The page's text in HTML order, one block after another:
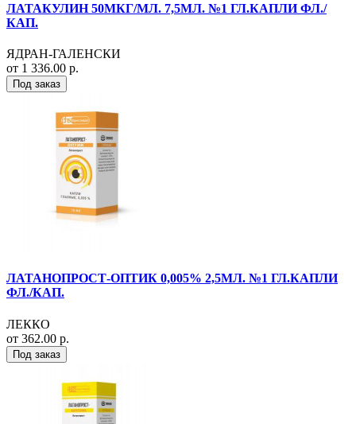
ЛАТАКУЛИН 50МКГ/МЛ. 7,5МЛ. №1 ГЛ.КАПЛИ ФЛ./
КАП.
ЯДРАН-ГАЛЕНСКИ
от 1 336.00 р.
Под заказ
ЛАТАНОПРОСТ-ОПТИК 0,005% 2,5МЛ. №1 ГЛ.КАПЛИ
ФЛ./КАП.
ЛЕККО
от 362.00 р.
Под заказ